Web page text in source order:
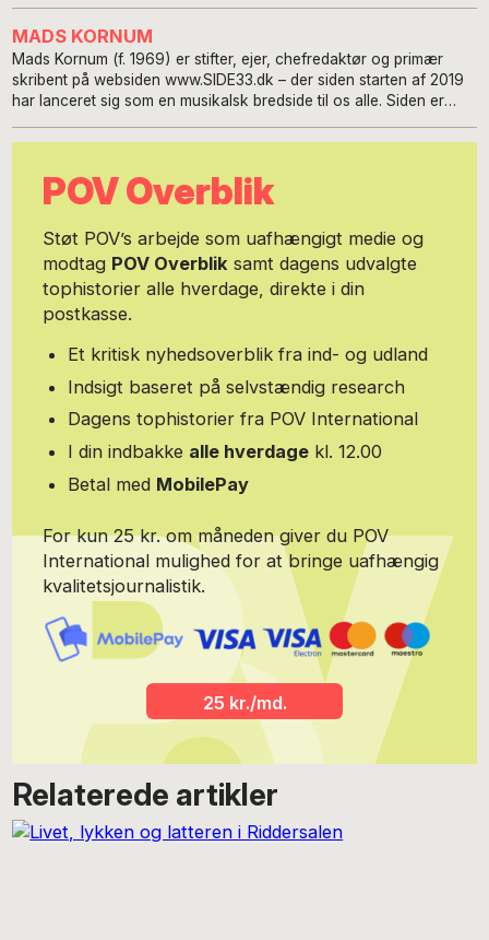
MADS KORNUM
Mads Kornum (f. 1969) er stifter, ejer, chefredaktør og primær
skribent på websiden www.SIDE33.dk – der siden starten af 2019
har lanceret sig som en musikalsk bredside til os alle. Siden er
der blev drevet på 100 % frivillig arbejdskraft i perioden 2015-
at sikre en favnende formidling af nyheder og oplevelser med
musik – og derved motivere folks nysgerrighed på ny musik. Dette
skelen til tidens trends og tendenser – eller til musikernes alder,
køn, baggrund eller tilhørsforhold. Der er dog et primært fokus på
den danske musikscene. Mads Kornum fungerer desuden som
freelance skribent – og leverer også artikler og anmeldelser til
bibzoom.dk. Han har en lang fortid indenfor forsikringsbranchen
med diverse forskellige ansvarsområder – hvor kommunikation,
gennemgående nøgleord. Hans grundtanke er følgende: ”Musik er
en livseliksir – og evner når den er bedst at samle folk på tværs af
alder, køn og nationalitet – og derfor skal den også formidles med
seriøsitet, viden, og nysgerrighed – og om muligt med begejstring”
POV Overblik
Støt POV’s arbejde som uafhængigt medie og
modtag POV Overbliksamt dagens udvalgte
tophistorier alle hverdage, direkte i din
postkasse.
Et kritisk nyhedsoverblik fra ind- og udland
Indsigt baseret på selvstændig research
Dagens tophistorier fra POV International
I din indbakke alle hverdage kl. 12.00
Betal med MobilePay
For kun 25 kr. om måneden giver du POV
International mulighed for at bringe uafhængig
kvalitetsjournalistik.
25 kr./md.
Relaterede artikler